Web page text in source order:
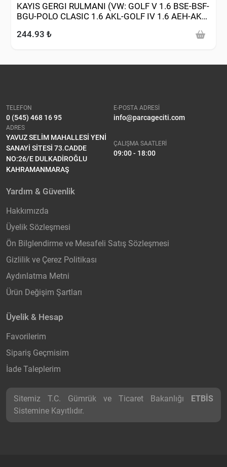
KAYIS GERGI RULMANI (VW: GOLF V 1.6 BSE-BSF-
BGU-POLO CLASIC 1.6 AKL-GOLF IV 1.6 AEH-AKL-
244.93 ₺
TELEFON
0 (545) 468 16 95
E-POSTA ADRESİ
info@parcageciti.com
ADRES
YAVUZ SELİM MAHALLESİ YENİ
SANAYİ SİTESİ 73.CADDE
NO:26/E DULKADİROĞLU
KAHRAMANMARAŞ
ÇALIŞMA SAATLERİ
09:00 - 18:00
Yardım & Güvenlik
Hakkımızda
Üyelik Sözleşmesi
Ön Bilglendirme ve Mesafeli Satış Sözleşmesi
Gizlilik ve Çerez Politikası
Aydınlatma Metni
Ürün Değişim Şartları
Üyelik & Hesap
Favorilerim
Sipariş Geçmisim
İade Taleplerim
Sitemiz T.C. Gümrük ve Ticaret Bakanlığı ETBİS
Sistemine Kayıtlıdır.